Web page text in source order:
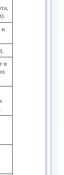
и
в